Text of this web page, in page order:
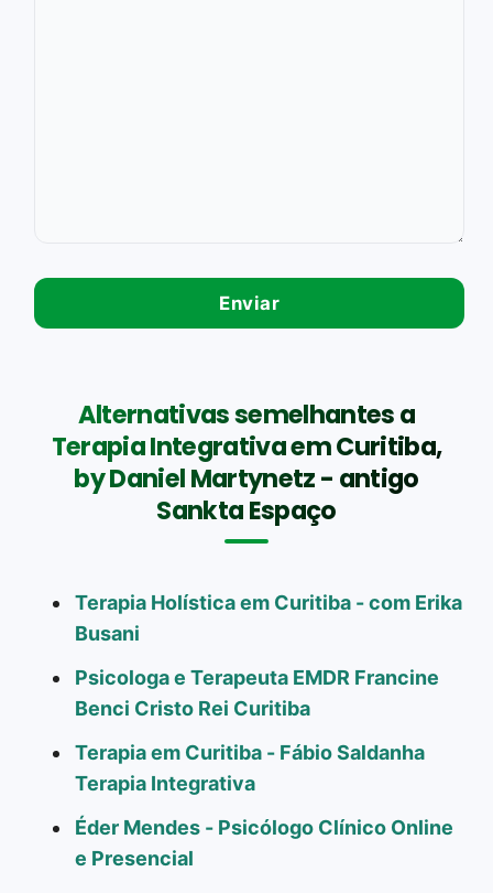
Alternativas semelhantes a
Terapia Integrativa em Curitiba,
by Daniel Martynetz - antigo
Sankta Espaço
Terapia Holística em Curitiba - com Erika
Busani
Psicologa e Terapeuta EMDR Francine
Benci Cristo Rei Curitiba
Terapia em Curitiba - Fábio Saldanha
Terapia Integrativa
Éder Mendes - Psicólogo Clínico Online
e Presencial